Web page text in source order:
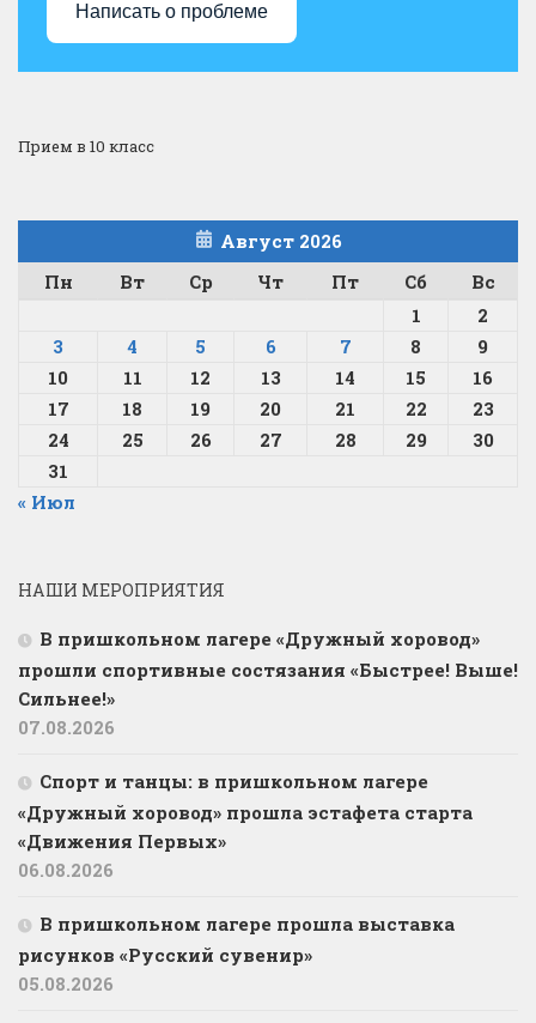
Написать о проблеме
Прием в 10 класс
Август 2026
Пн
Вт Ср Чт Пт Сб
Вс
1
2
3
4 5 6 7 8
9
10
11 12 13 14 15
16
17
18 19 20 21 22
23
24
25 26 27 28 29
30
31
« Июл
НАШИ МЕРОПРИЯТИЯ
В пришкольном лагере «Дружный хоровод»
прошли спортивные состязания «Быстрее! Выше!
Сильнее!»
07.08.2026
Спорт и танцы: в пришкольном лагере
«Дружный хоровод» прошла эстафета старта
«Движения Первых»
06.08.2026
В пришкольном лагере прошла выставка
рисунков «Русский сувенир»
05.08.2026